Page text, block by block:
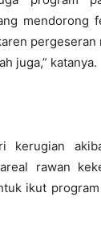
mendorong
pergeseran
juga,” katanya.
kerugian
rawan
ikut